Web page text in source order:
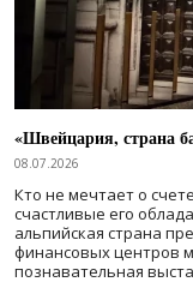
«Швейцария, страна
08.07.2026
Кто не мечтает о
счастливые его
альпийская страна
финансовых центров
познавательная